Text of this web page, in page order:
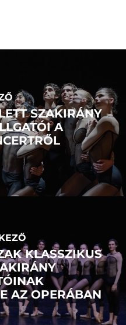
SZAKIRÁNY
A
KLASSZIKUS
AZ OPERÁBAN